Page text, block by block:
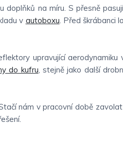
doplňků na míru. S přesně
v autoboxu. Před škrábanci
upravující aerodynamiku
do kufru, stejně jako další
nám v pracovní době